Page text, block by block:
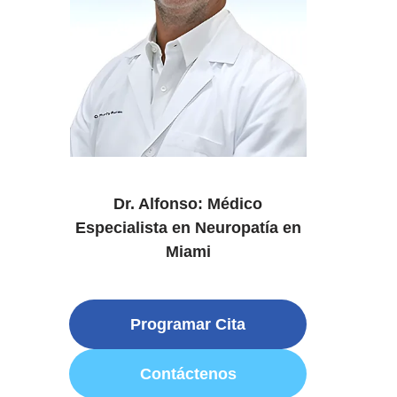
Dr. Alfonso: Médico
Especialista en Neuropatía en
Miami
Programar Cita
Contáctenos